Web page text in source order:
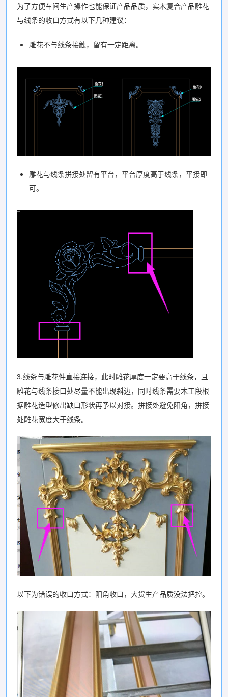
为了方便车间生产操作也能保证产品品质，实木复合产品雕花
与线条的收口方式有以下几种建议：
雕花不与线条接触，留有一定距离。
雕花与线条拼接处留有平台，平台厚度高于线条，平接即
可。
3.线条与雕花件直接连接，此时雕花厚度一定要高于线条，且
雕花与线条接口处尽量不能出现斜边，同时线条需要木工段根
据雕花造型修出缺口形状再予以对接。拼接处避免阳角，拼接
处雕花宽度大于线条。
以下为错误的收口方式：阳角收口，大货生产品质没法把控。